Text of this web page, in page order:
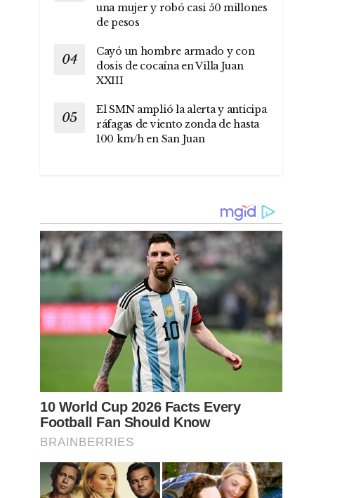
una mujer y robó casi 50 millones
de pesos
Cayó un hombre armado y con
dosis de cocaína en Villa Juan
XXIII
El SMN amplió la alerta y anticipa
ráfagas de viento zonda de hasta
100 km/h en San Juan